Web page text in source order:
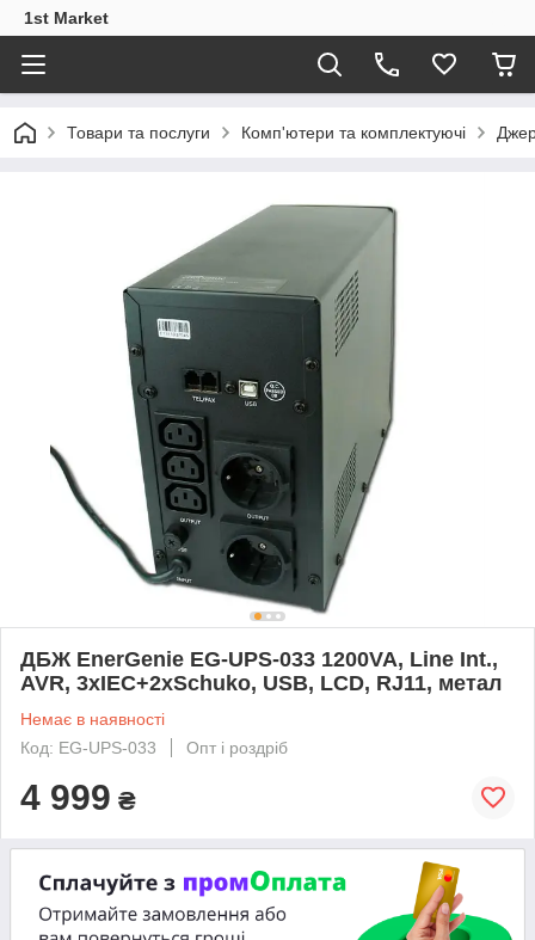
1st Market
Товари та послуги Комп'ютери та комплектуючі
ДБЖ EnerGenie EG-UPS-033 1200VA, Line Int.,
AVR, 3xIEC+2xSchuko, USB, LCD, RJ11, метал
Немає в наявності
Код: EG-UPS-033
Опт і роздріб
4 999 ₴